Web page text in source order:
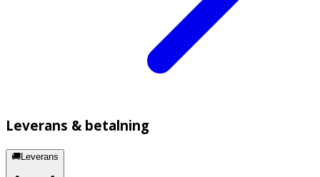
Leverans & betalning
🚚Leverans